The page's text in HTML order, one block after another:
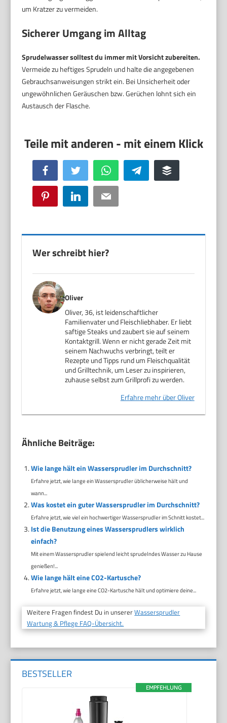
um Kratzer zu vermeiden.
Sicherer Umgang im Alltag
Sprudelwasser solltest du immer mit Vorsicht zubereiten.
Vermeide zu heftiges Sprudeln und halte die angegebenen
Gebrauchsanweisungen strikt ein. Bei Unsicherheit oder
ungewöhnlichen Geräuschen bzw. Gerüchen lohnt sich ein
Austausch der Flasche.
Facebook Twitter WhatsApp Telegram Buffer
Pinterest LinkedIn Email
Wer schreibt hier?
Oliver
Oliver, 36, ist leidenschaftlicher
Familienvater und Fleischliebhaber. Er liebt
saftige Steaks und zaubert sie auf seinem
Kontaktgrill. Wenn er nicht gerade Zeit mit
seinem Nachwuchs verbringt, teilt er
Rezepte und Tipps rund um Fleischqualität
und Grilltechnik, um Leser zu inspirieren,
zuhause selbst zum Grillprofi zu werden.
Erfahre mehr über Oliver
Ähnliche Beiträge:
Wie lange hält ein Wassersprudler im Durchschnitt?
Erfahre jetzt, wie lange ein Wassersprudler üblicherweise hält und
wann...
Was kostet ein guter Wassersprudler im Durchschnitt?
Erfahre jetzt, wie viel ein hochwertiger Wassersprudler im Schnitt kostet...
Ist die Benutzung eines Wassersprudlers wirklich
einfach?
Mit einem Wassersprudler spielend leicht sprudelndes Wasser zu Hause
genießen!...
Wie lange hält eine CO2-Kartusche?
Erfahre jetzt, wie lange eine CO2-Kartusche hält und optimiere deine...
Weitere Fragen findest Du in unsererWassersprudler
Wartung & Pflege FAQ-Übersicht.
BESTSELLER
EMPFEHLUNG